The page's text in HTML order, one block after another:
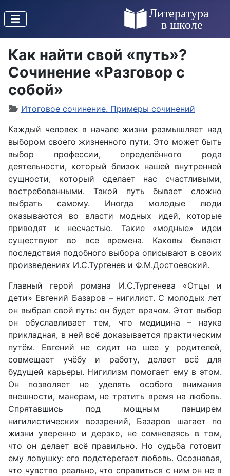
Как найти свой «путь»?
Сочинение «Разговор с
собой»
Итоговое сочинение. Примеры сочинений
Каждый человек в начале жизни размышляет над
выбором своего жизненного пути. Это может быть
выбор профессии, определённого рода
деятельности, который близок нашей внутренней
сущности, который сделает нас счастливыми,
востребованными. Такой путь бывает сложно
выбрать самому. Иногда молодые люди
оказываются во власти модных идей, которые
приводят к несчастью. Такие «модные» идеи
существуют во все времена. Каковы бывают
последствия подобного выбора описывают в своих
произведениях И.С.Тургенев и Ф.М.Достоевский.
Главный герой романа И.С.Тургенева «Отцы и
дети» Евгений Базаров – нигилист. С молодых лет
он выбрал свой путь: он будет врачом. Этот выбор
он обуславливает тем, что медицина – наука
прикладная, в ней всё доказывается практическим
путём. Евгений не сидит на шее у родителей,
совмещает учёбу и работу, делает всё для
будущей карьеры. Нигилизм помогает ему в этом.
Он позволяет не уделять особого внимания
внешности, манерам, не тратить время на любовь.
Спрятавшись под мощным панцирем
нигилистических воззрений, Базаров шагает по
жизни уверенно и дерзко, не сомневаясь в том,
что он делает всё правильно. Но судьба готовит
ему ловушку: его подстерегает любовь. Осознавая,
что чувство реально, что справиться с ним он не в